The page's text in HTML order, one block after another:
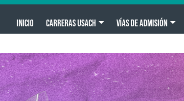
Main navigation
INICIO CARRERAS USACH VÍAS DE ADMISIÓN